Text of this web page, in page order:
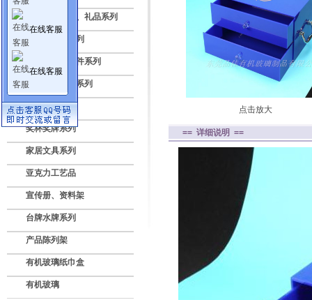
压克力纪念品、礼品系列
标牌授权牌系列
亚克力灯饰配件系列
数码电子展示系列
广告灯箱系列
奖杯奖牌系列
家居文具系列
亚克力工艺品
宣传册、资料架
台牌水牌系列
产品陈列架
有机玻璃纸巾盒
有机玻璃
点击放大
== 详细说明 ==
在线客服
在线客服